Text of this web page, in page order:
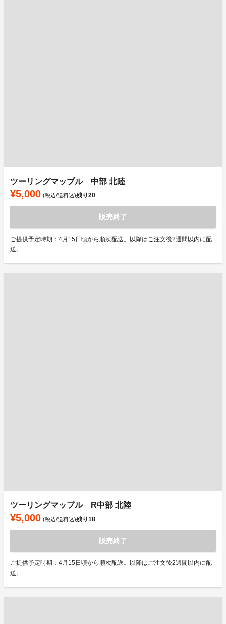
ツーリングマップル 中部 北陸
¥5,000 (税込/送料込)残り20
販売終了
ご提供予定時期：4月15日頃から順次配送。以降はご注文後2週間以内に配
送。
ツーリングマップル R中部 北陸
¥5,000 (税込/送料込)残り18
販売終了
ご提供予定時期：4月15日頃から順次配送。以降はご注文後2週間以内に配
送。